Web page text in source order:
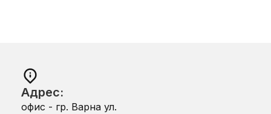
Адрес:
офис - гр. Варна ул.